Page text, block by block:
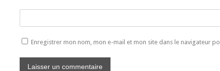
Enregistrer mon nom, mon e-mail et mon site dans le navigateur